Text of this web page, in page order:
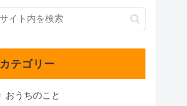
カテゴリー
おうちのこと